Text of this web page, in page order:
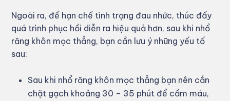
Ngoài ra, để hạn chế tình trạng đau nhức, thúc đẩy
quá trình phục hồi diễn ra hiệu quả hơn, sau khi nhổ
răng khôn mọc thẳng, bạn cần lưu ý những yếu tố
sau:
Sau khi nhổ răng khôn mọc thẳng bạn nên cắn
chặt gạch khoảng 30 – 35 phút để cầm máu,